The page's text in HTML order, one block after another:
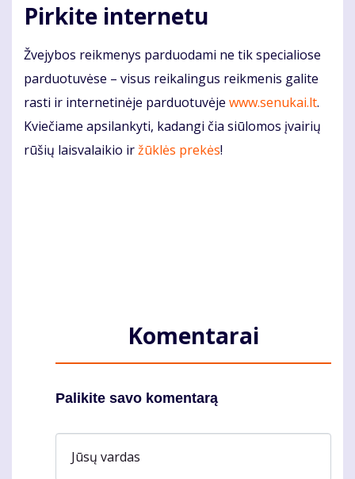
Pirkite internetu
Žvejybos reikmenys parduodami ne tik specialiose
parduotuvėse – visus reikalingus reikmenis galite
rasti ir internetinėje parduotuvėje www.senukai.lt.
Kviečiame apsilankyti, kadangi čia siūlomos įvairių
rūšių laisvalaikio iržūklės prekės!
Komentarai
Palikite savo komentarą
Jūsų vardas